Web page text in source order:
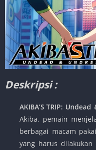
Deskripsi :
AKIBA’S TRIP:
Akiba, pemain
berbagai macam
yang harus